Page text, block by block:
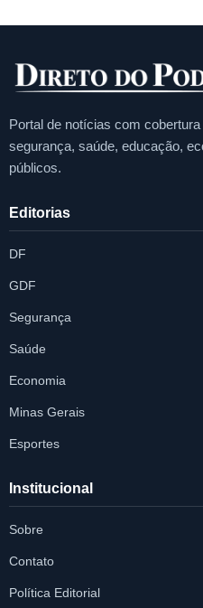
Portal de notícias com
segurança, saúde, educação,
públicos.
Editorias
DF
GDF
Segurança
Saúde
Economia
Minas Gerais
Esportes
Institucional
Sobre
Contato
Política Editorial